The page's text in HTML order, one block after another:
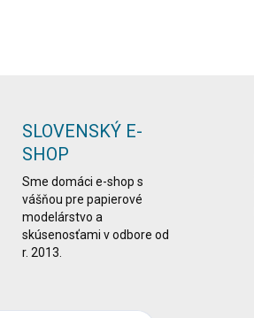
SLOVENSKÝ E-
SHOP
Sme domáci e-shop s
vášňou pre papierové
modelárstvo a
skúsenosťami v odbore od
r. 2013.